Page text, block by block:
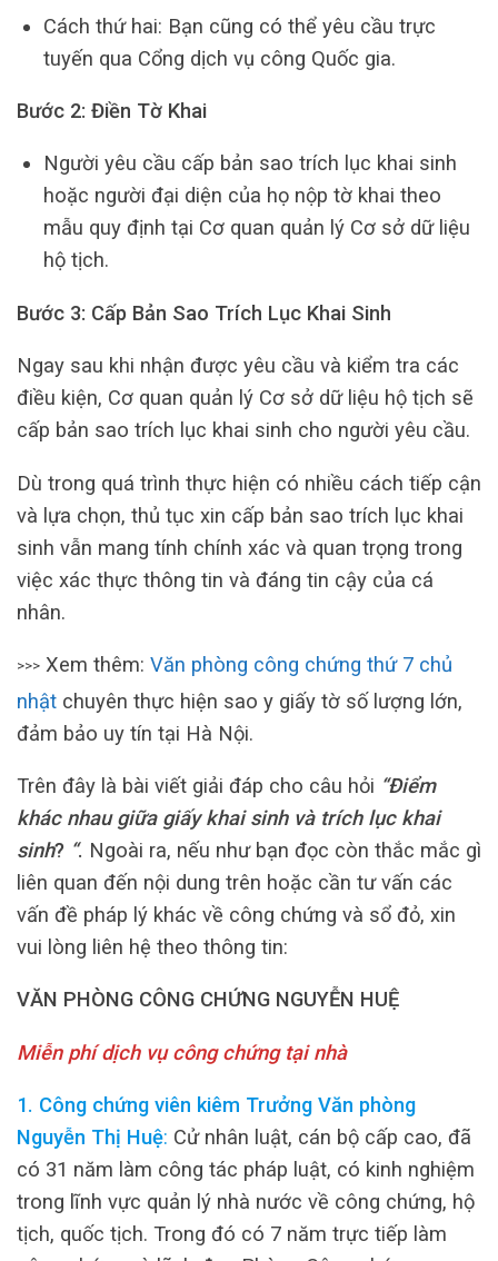
Cách thứ hai: Bạn cũng có thể yêu cầu trực
tuyến qua Cổng dịch vụ công Quốc gia.
Bước 2: Điền Tờ Khai
Người yêu cầu cấp bản sao trích lục khai sinh
hoặc người đại diện của họ nộp tờ khai theo
mẫu quy định tại Cơ quan quản lý Cơ sở dữ liệu
hộ tịch.
Bước 3: Cấp Bản Sao Trích Lục Khai Sinh
Ngay sau khi nhận được yêu cầu và kiểm tra các
điều kiện, Cơ quan quản lý Cơ sở dữ liệu hộ tịch sẽ
cấp bản sao trích lục khai sinh cho người yêu cầu.
Dù trong quá trình thực hiện có nhiều cách tiếp cận
và lựa chọn, thủ tục xin cấp bản sao trích lục khai
sinh vẫn mang tính chính xác và quan trọng trong
việc xác thực thông tin và đáng tin cậy của cá
nhân.
>>> Xem thêm: Văn phòng công chứng thứ 7 chủ
nhật chuyên thực hiện sao y giấy tờ số lượng lớn,
đảm bảo uy tín tại Hà Nội.
Trên đây là bài viết giải đáp cho câu hỏi “Điểm
khác nhau giữa giấy khai sinh và trích lục khai
sinh? “. Ngoài ra, nếu như bạn đọc còn thắc mắc gì
liên quan đến nội dung trên hoặc cần tư vấn các
vấn đề pháp lý khác về công chứng và sổ đỏ, xin
vui lòng liên hệ theo thông tin:
VĂN PHÒNG CÔNG CHỨNG NGUYỄN HUỆ
Miễn phí dịch vụ công chứng tại nhà
1. Công chứng viên kiêm Trưởng Văn phòng
Nguyễn Thị Huệ: Cử nhân luật, cán bộ cấp cao, đã
có 31 năm làm công tác pháp luật, có kinh nghiệm
trong lĩnh vực quản lý nhà nước về công chứng, hộ
tịch, quốc tịch. Trong đó có 7 năm trực tiếp làm